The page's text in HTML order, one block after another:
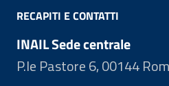
RECAPITI E CONTATTI
INAIL Sede centrale
P.le Pastore 6, 00144